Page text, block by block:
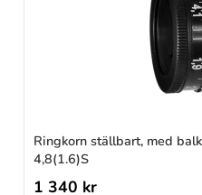
Ringkorn ställbart, med
4,8(1.6)S
1 340 kr